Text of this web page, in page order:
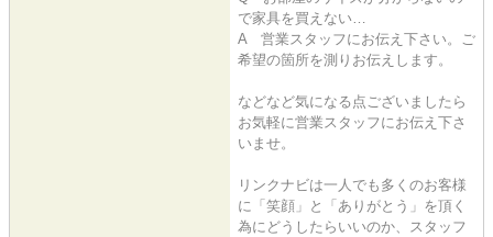
で家具を買えない…
A 営業スタッフにお伝え下さい。ご
希望の箇所を測りお伝えします。
などなど気になる点ございましたら
お気軽に営業スタッフにお伝え下さ
いませ。
リンクナビは一人でも多くのお客様
に「笑顔」と「ありがとう」を頂く
為にどうしたらいいのか、スタッフ